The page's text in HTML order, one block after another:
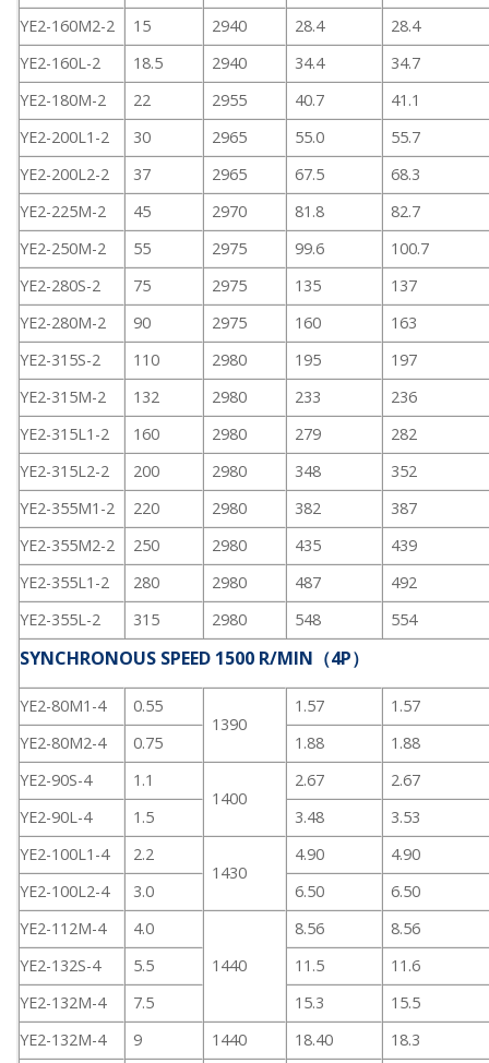
YE2-160M2-2 15 2940 28.4
28.4
YE2-160L-2
18.5 2940 34.4
34.7
YE2-180M-2
22 2955 40.7
41.1
YE2-200L1-2
30 2965 55.0
55.7
YE2-200L2-2
37 2965 67.5
68.3
YE2-225M-2
45 2970 81.8
82.7
YE2-250M-2
55 2975 99.6
100.7
YE2-280S-2
75 2975 135
137
YE2-280M-2
90 2975 160
163
YE2-315S-2
110 2980 195
197
YE2-315M-2
132 2980 233
236
YE2-315L1-2
160 2980 279
282
YE2-315L2-2
200 2980 348
352
YE2-355M1-2
220 2980 382
387
YE2-355M2-2
250 2980 435
439
YE2-355L1-2
280 2980 487
492
YE2-355L-2
315 2980 548 554
SYNCHRONOUS SPEED 1500 R/MIN（4P）
YE2-80M1-4
0.55
1390
1.57
1.57
YE2-80M2-4
0.75 1.88
1.88
YE2-90S-4
1.1
1400
2.67
2.67
YE2-90L-4
1.5 3.48
3.53
YE2-100L1-4
2.2
1430
4.90
4.90
YE2-100L2-4
3.0 6.50
6.50
YE2-112M-4
4.0
1440
8.56
8.56
YE2-132S-4
5.5 11.5
11.6
YE2-132M-4
7.5 15.3
15.5
YE2-132M-4
9 1440 18.40
18.3